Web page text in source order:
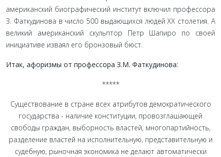
американский биографический институт включил профессора
З. Фаткудинова в число 500 выдающихся людей ХХ столетия. А
великий американский скульптор Пётр Шапиро по своей
инициативе изваял его бронзовый бюст.
Итак, афоризмы от профессора З.М. Фаткудинова:
*****
Существование в стране всех атрибутов демократического
государства - наличие конституции, провозглашающей
свободы граждан, выборность властей, многопартийность,
разделение властей на исполнительную, представительную и
судебную, рыночная экономика не делают автоматически